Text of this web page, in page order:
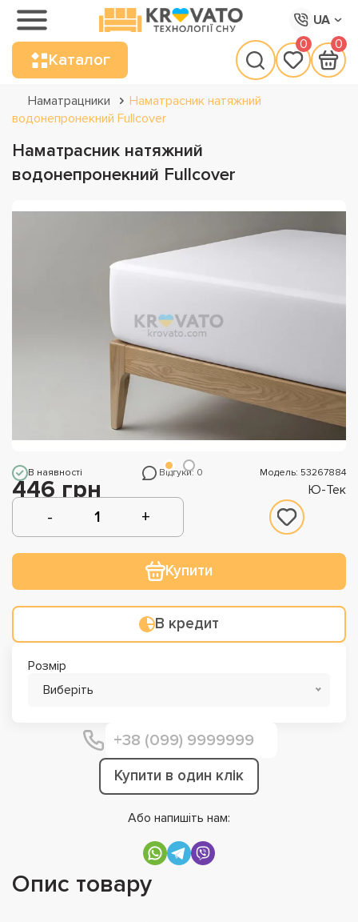
UA
Каталог
0 0
Наматрацники
Наматрасник натяжний
водонепронекний Fullcover
Наматрасник натяжний
водонепронекний Fullcover
В наявності Відгуки: 0 Модель: 53267884
446 грн Ю-Тек
Купити
В кредит
Розмір
Виберіть
Купити в один клік
Або напишіть нам:
Опис товару